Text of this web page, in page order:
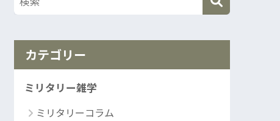
カテゴリー
ミリタリー雑学
ミリタリーコラム